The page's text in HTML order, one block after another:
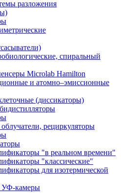
разложения
спиральный
Microlab Hamilton
и атомно–эмиссионные
(диссикаторы)
рециркуляторы
"в реальном времени"
"классические"
для изотермической
УФ-камеры